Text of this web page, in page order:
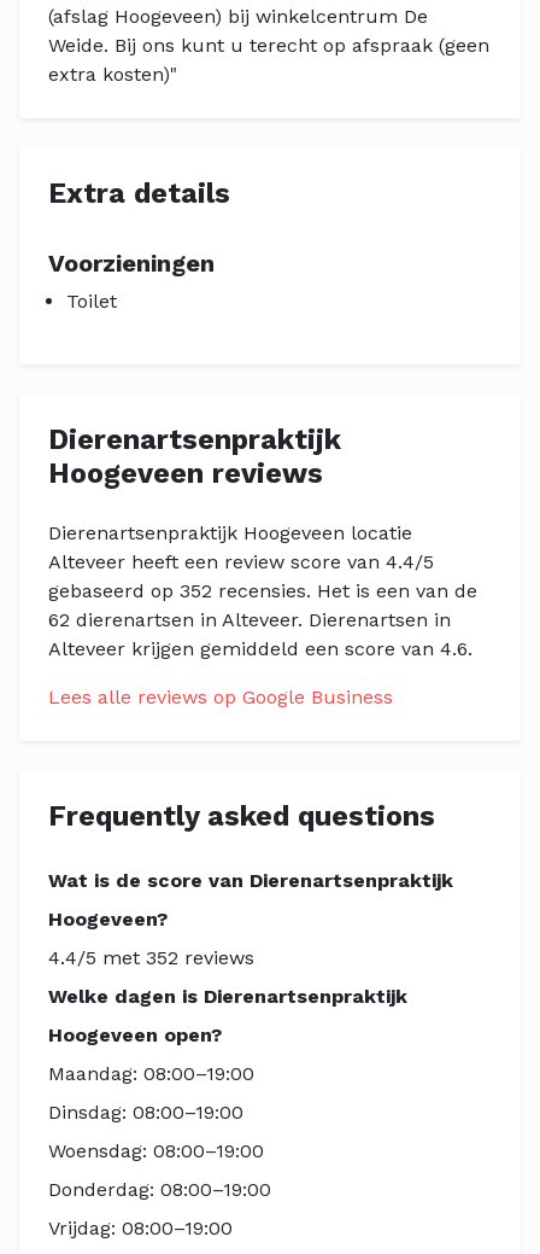
(afslag Hoogeveen) bij winkelcentrum De
Weide. Bij ons kunt u terecht op afspraak (geen
extra kosten)"
Extra details
Voorzieningen
Toilet
Dierenartsenpraktijk
Hoogeveen reviews
Dierenartsenpraktijk Hoogeveen locatie
Alteveer heeft een review score van 4.4/5
gebaseerd op 352 recensies. Het is een van de
62 dierenartsen in Alteveer. Dierenartsen in
Alteveer krijgen gemiddeld een score van 4.6.
Lees alle reviews op Google Business
Frequently asked questions
Wat is de score van Dierenartsenpraktijk
Hoogeveen?
4.4/5 met 352 reviews
Welke dagen is Dierenartsenpraktijk
Hoogeveen open?
Maandag: 08:00–19:00
Dinsdag: 08:00–19:00
Woensdag: 08:00–19:00
Donderdag: 08:00–19:00
Vrijdag: 08:00–19:00